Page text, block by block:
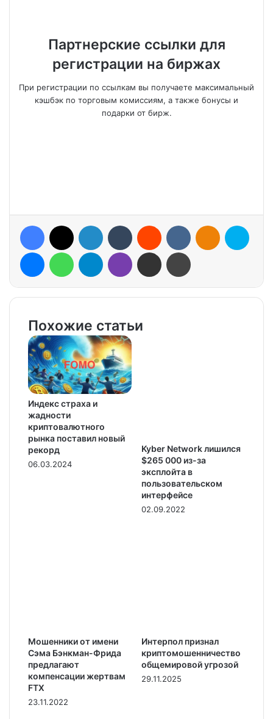
Партнерские ссылки для
регистрации на биржах
При регистрации по ссылкам вы получаете максимальный
кэшбэк по торговым комиссиям, а также бонусы и
подарки от бирж.
Похожие статьи
Индекс страха и
жадности
криптовалютного
рынка поставил новый
рекорд
06.03.2024
Kyber Network лишился
$265 000 из-за
эксплойта в
пользовательском
интерфейсе
02.09.2022
Мошенники от имени
Сэма Бэнкман-Фрида
предлагают
компенсации жертвам
FTX
23.11.2022
Интерпол признал
криптомошенничество
общемировой угрозой
29.11.2025